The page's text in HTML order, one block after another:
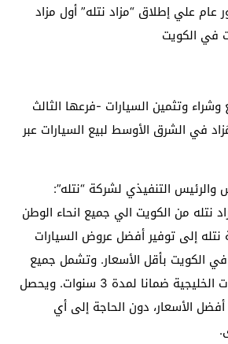
عام علي إطلاق “مزاد نتله” أول مزاد
في الكويت
وتثمين السيارات -فرعها الثالث
كاوَّل مَزاد في الشرق الأوسط لبيع السيارات عبر
التنفيذي لشركة “نتله”:
نتله من الكويت الي جميع انحاء الوطن
إلى توفير أفضل عروض السيارات
في الكويت بأقل الأسعار. وتشمل جميع
سياراتنا ذات المواصفات الخليجية ضمانا لمدة 3 سنوات. ويحصل
الأسعار، دون الحاجة إلى أي